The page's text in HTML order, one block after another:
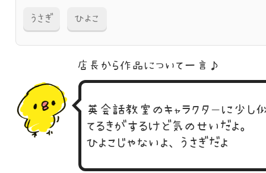
うさぎ ひよこ
店長から作品に ついて一言♪
英会話教室のキャラクターに少し
てるきがするけど気のせいだよ。
ひよこじゃないよ、うさぎだよ